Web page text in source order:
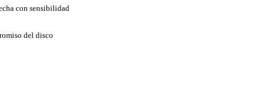
con sensibilidad
del disco